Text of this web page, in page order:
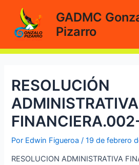
contenido
GADMC
Pizarro
RESOLUCIÓN
ADMINISTRATIVA
Por Edwin Figueroa/19 de febrero
RESOLUCION ADMINISTRATIVA